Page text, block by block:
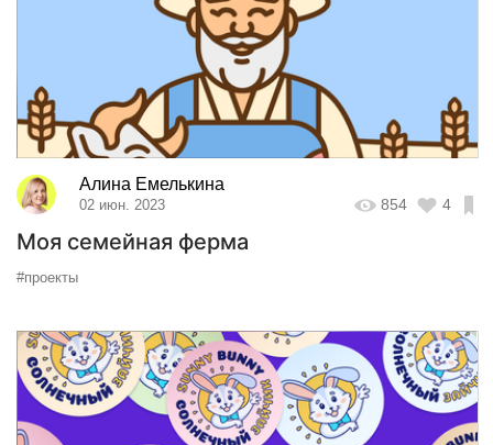
Алина Емелькина
02 июн. 2023 854 4
Моя семейная ферма
#проекты